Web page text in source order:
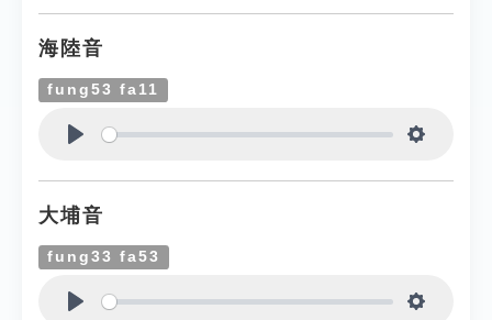
海陸音
fung53 fa11
大埔音
fung33 fa53